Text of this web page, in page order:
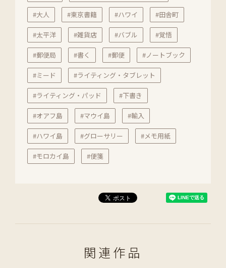
#大人 #東京書籍 #ハワイ #田舎町
#太平洋 #雑貨店 #バブル #覚悟
#郵便局 #書く #郵便 #ノートブック
#ミード #ライティング・タブレット
#ライティング・パッド #下書き
#オアフ島 #マウイ島 #輸入
#ハワイ島 #グローサリー #メモ用紙
#モロカイ島 #便箋
関連作品